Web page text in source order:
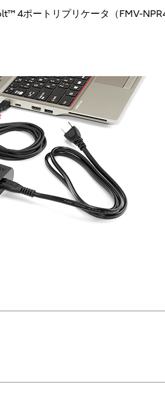
4ポートリプリケータ（FMV-